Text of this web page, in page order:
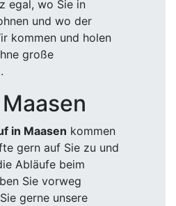
egal, wo Sie in
und wo der
kommen und holen
große
in Maasen kommen
gern auf Sie zu und
Abläufe beim
Sie vorweg
gerne unsere